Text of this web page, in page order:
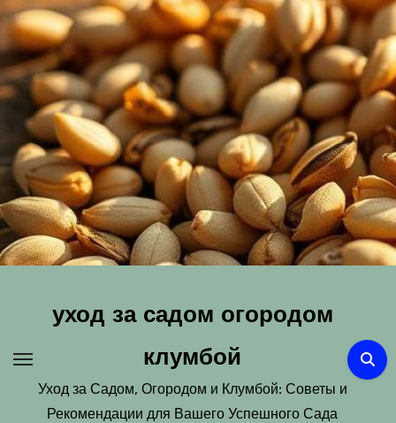
Перейти
содержимому
уход за садом огородом
клумбой
Уход за Садом, Огородом и Клумбой: Советы и
Рекомендации для Вашего Успешного Сада